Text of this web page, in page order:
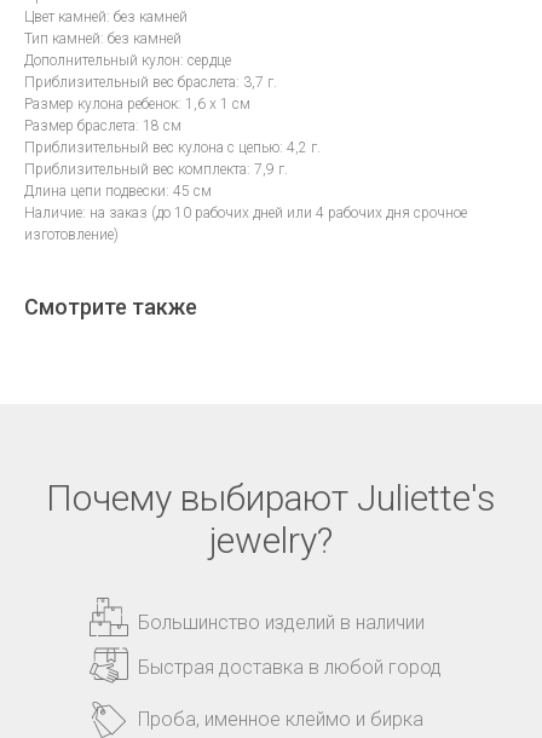
Цвет камней: без камней
Тип камней: без камней
Дополнительный кулон: сердце
Приблизительный вес браслета: 3,7 г.
Размер кулона ребенок: 1,6 х 1 см
Размер браслета: 18 см
Приблизительный вес кулона с цепью: 4,2 г.
Приблизительный вес комплекта: 7,9 г.
Длина цепи подвески: 45 см
Наличие: на заказ (до 10 рабочих дней или 4 рабочих дня срочное
изготовление)
Смотрите также
Почему выбирают Juliette's
jewelry?
Большинство изделий в наличии
Быстрая доставка в любой город
Проба, именное клеймо и бирка